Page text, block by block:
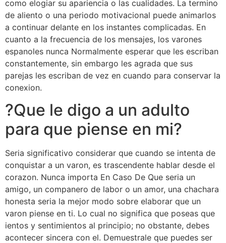
como elogiar su apariencia o las cualidades. La termino
de aliento o una periodo motivacional puede animarlos
a continuar delante en los instantes complicadas. En
cuanto a la frecuencia de los mensajes, los varones
espanoles nunca Normalmente esperar que les escriban
constantemente, sin embargo les agrada que sus
parejas les escriban de vez en cuando para conservar la
conexion.
?Que le digo a un adulto
para que piense en mi?
Seri­a significativo considerar que cuando se intenta de
conquistar a un varon, es trascendente hablar desde el
corazon. Nunca importa En Caso De Que seri­a un
amigo, un companero de labor o un amor, una chachara
honesta seri­a la mejor modo sobre elaborar que un
varon piense en ti. Lo cual no significa que poseas que
ientos y sentimientos al principio; no obstante, debes
acontecer sincera con el. Demuestrale que puedes ser